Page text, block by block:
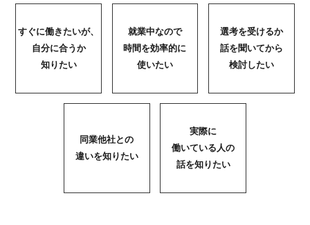
すぐに働きたいが、
自分に合うか
知りたい
就業中なので
時間を効率的に
使いたい
選考を受けるか
話を聞いてから
検討したい
同業他社との
違いを知りたい
実際に
働いている人の
話を知りたい